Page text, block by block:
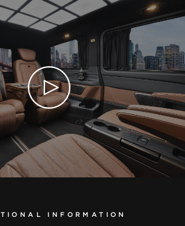
INFORMATION